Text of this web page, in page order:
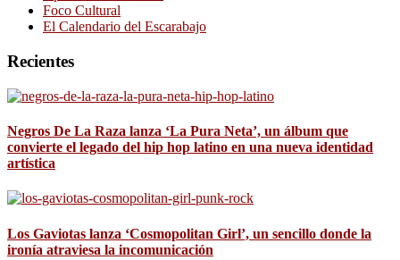
Foco Cultural
El Calendario del Escarabajo
Recientes
Negros De La Raza lanza ‘La Pura Neta’, un álbum que
convierte el legado del hip hop latino en una nueva identidad
artística
Los Gaviotas lanza ‘Cosmopolitan Girl’, un sencillo donde la
ironía atraviesa la incomunicación